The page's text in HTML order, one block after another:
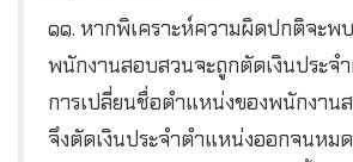
๑๑. หากพิเคราะห์ความผิดปกติจะพ
พนักงานสอบสวนจะถูกตัดเงินประจ
การเปลี่ยนชื่อตำแหน่งของพนักงาน
จึงตัดเงินประจำตำแหน่งออกจนหม